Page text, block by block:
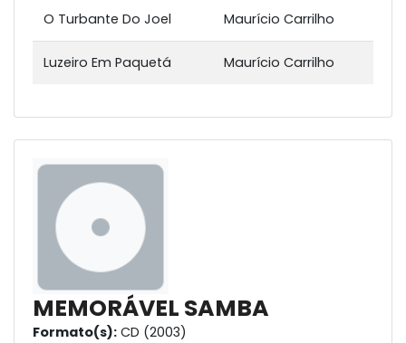
O Turbante Do Joel Maurício Carrilho
Luzeiro Em Paquetá Maurício Carrilho
MEMORÁVEL SAMBA
Formato(s): CD (2003)